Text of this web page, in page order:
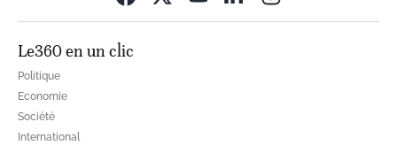
Le360 en un clic
Politique
Economie
Société
International